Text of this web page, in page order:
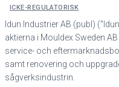
ICKE-REGULATORISK
Idun Industrier AB (publ)
aktierna i Mouldex Sweden
service- och
samt renovering och
sågverksindustrin.